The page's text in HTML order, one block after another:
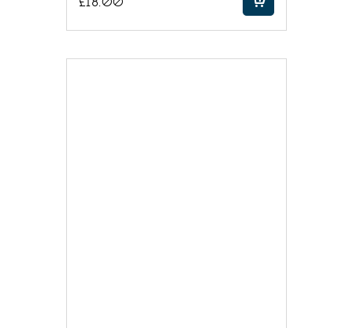
£ 18.00